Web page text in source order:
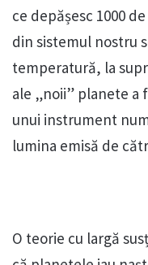
ce depășesc 1000
din sistemul nostru
temperatură, la
ale „noii” planete
unui instrument
lumina emisă de
O teorie cu largă